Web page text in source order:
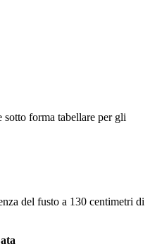
forma tabellare per gli
del fusto a 130 centimetri di